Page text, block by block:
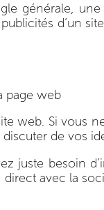
générale,
d’un
page web
web. Si vous
de vos
juste besoin
avec la